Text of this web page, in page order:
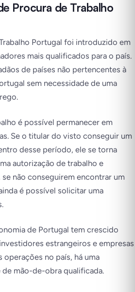
Procura de Trabalho
Portugal foi introduzido em
mais qualificados para o país.
de países não pertencentes à
sem necessidade de uma
é possível permanecer em
Se o titular do visto conseguir um
desse período, ele se torna
autorização de trabalho e
não conseguirem encontrar um
é possível solicitar uma
de Portugal tem crescido
estrangeiros e empresas
operações no país, há uma
mão-de-obra qualificada.